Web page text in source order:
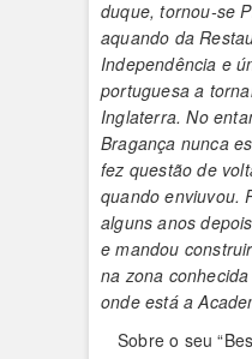
duque, tornou-se
aquando da
Independência e
portuguesa a
Inglaterra. No
Bragança nunca
fez questão de
quando enviuvou.
alguns anos
e mandou
na zona
onde está a
Sobre o seu